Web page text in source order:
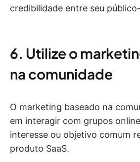
credibilidade entre seu
6. Utilize o
na comunidade
O marketing baseado na
em interagir com grupos
interesse ou objetivo comum
produto SaaS.